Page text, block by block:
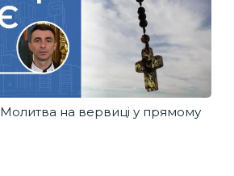
на вервиці у прямому